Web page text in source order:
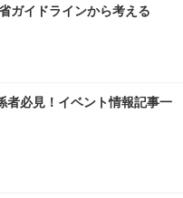
ガイドラインから考える
者必見！イベント情報記事一